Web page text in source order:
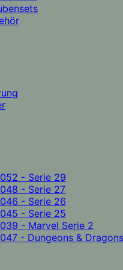
- Serie 29
- Serie 27
- Serie 26
- Serie 25
- Marvel Serie 2
- Dungeons & Dragons